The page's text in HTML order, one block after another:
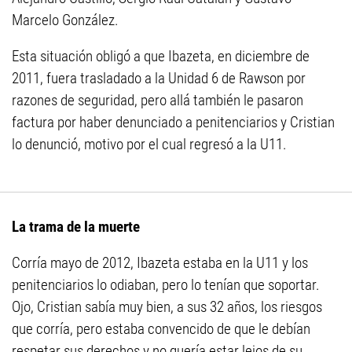
Marcelo González.
Esta situación obligó a que Ibazeta, en diciembre de
2011, fuera trasladado a la Unidad 6 de Rawson por
razones de seguridad, pero allá también le pasaron
factura por haber denunciado a penitenciarios y Cristian
lo denunció, motivo por el cual regresó a la U11.
La trama de la muerte
Corría mayo de 2012, Ibazeta estaba en la U11 y los
penitenciarios lo odiaban, pero lo tenían que soportar.
Ojo, Cristian sabía muy bien, a sus 32 años, los riesgos
que corría, pero estaba convencido de que le debían